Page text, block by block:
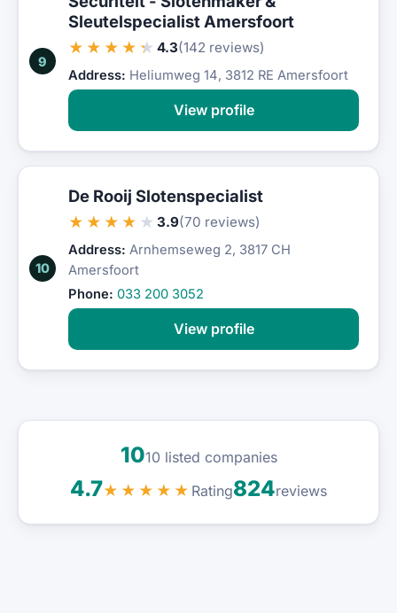
9
Sleutelspecialist Amersfoort
★★★★★ 4.3(142 reviews)
Address: Heliumweg 14, 3812 RE Amersfoort
View profile
10
De Rooij Slotenspecialist
★★★★★ 3.9(70 reviews)
Address: Arnhemseweg 2, 3817 CH
Amersfoort
Phone: 033 200 3052
View profile
1010 listed companies
4.7★★★★★ Rating824reviews